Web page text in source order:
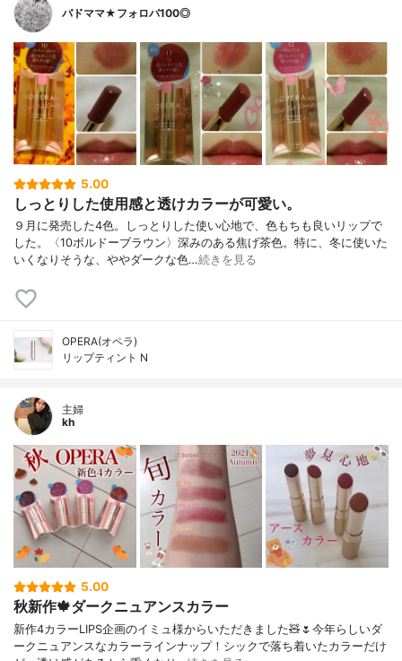
バドママ★フォロバ100◎
5.00
しっとりした使用感と透けカラーが可愛い。
９月に発売した4色。しっとりした使い心地で、色もちも良いリップで
した。〈10ボルドーブラウン〉深みのある焦げ茶色。特に、冬に使いた
いくなりそうな、ややダークな色…続きを見る
OPERA(オペラ)
リップティント N
主婦
kh
5.00
秋新作🍁ダークニュアンスカラー
新作4カラーLIPS企画のイミュ様からいただきました🧸🌷今年らしいダ
ークニュアンスなカラーラインナップ！シックで落ち着いたカラーだけ